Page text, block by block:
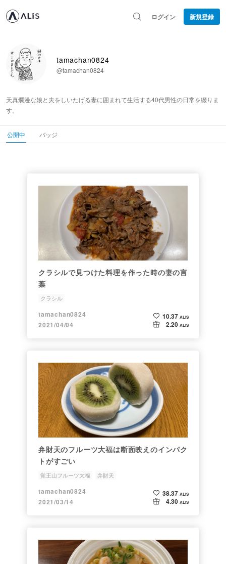
ログイン 新規登録
tamachan0824
@tamachan0824
天真爛漫な娘と夫をしいたげる妻に囲まれて生活する40代男性の日常を綴りま
す。
公開中 バッジ
クラシルで見つけた料理を作った時の妻の言
葉
クラシル
tamachan0824
2021/04/04
10.37 ALIS
2.20 ALIS
弁財天のフルーツ大福は断面映えのインパク
トがすごい
覚王山フルーツ大福 弁財天
tamachan0824
2021/03/14
38.37 ALIS
4.30 ALIS